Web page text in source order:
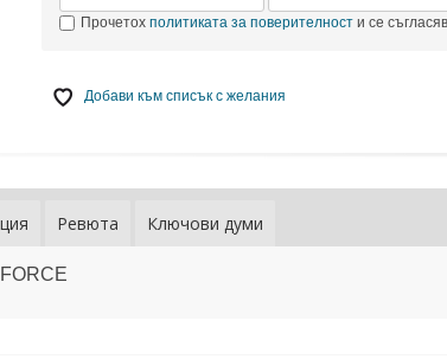
Прочетохполитиката за поверителност и се
Добави към списък с желания
Ревюта Ключови думи